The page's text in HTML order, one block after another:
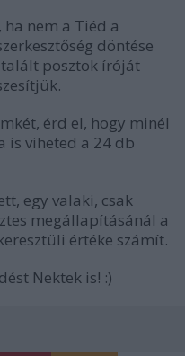
nem a Tiéd a
döntése
posztok íróját
érd el, hogy minél
is viheted a 24 db
egy valaki, csak
megállapításánál a
értéke számít.
Nektek is! :)